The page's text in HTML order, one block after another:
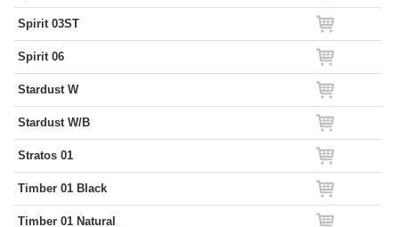
Spirit 03ST
Spirit 06
Stardust W
Stardust W/B
Stratos 01
Timber 01 Black
Timber 01 Natural